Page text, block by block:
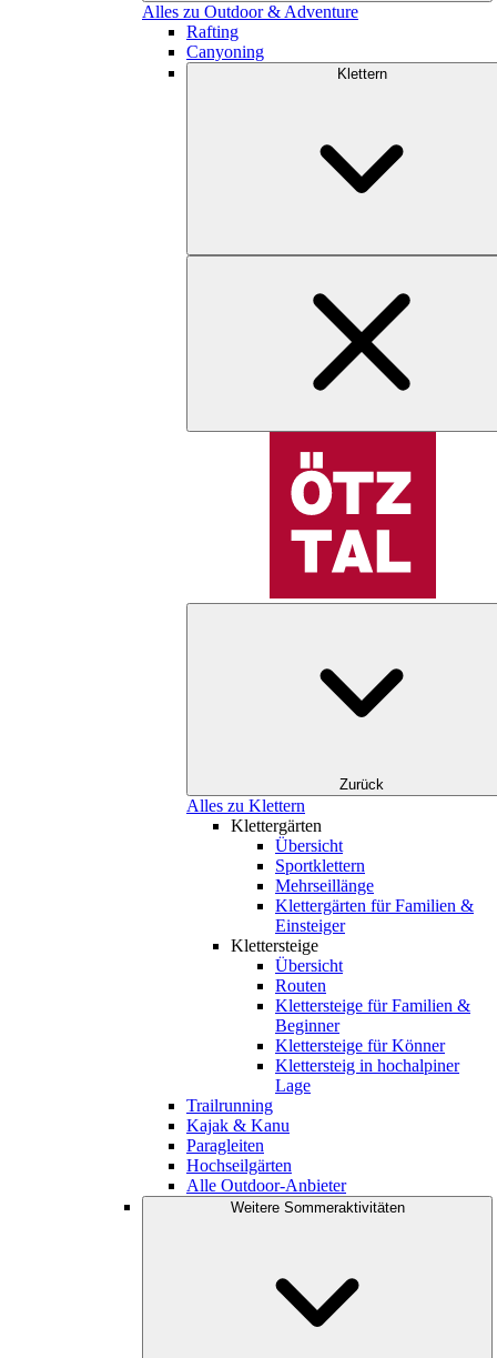
Alles zu Outdoor & Adventure
Rafting
Canyoning
Klettern
Zurück
Alles zu Klettern
Klettergärten
Übersicht
Sportklettern
Mehrseillänge
Klettergärten für Familien &
Einsteiger
Klettersteige
Übersicht
Routen
Klettersteige für Familien &
Beginner
Klettersteige für Könner
Klettersteig in hochalpiner
Lage
Trailrunning
Kajak & Kanu
Paragleiten
Hochseilgärten
Alle Outdoor-Anbieter
Weitere Sommeraktivitäten